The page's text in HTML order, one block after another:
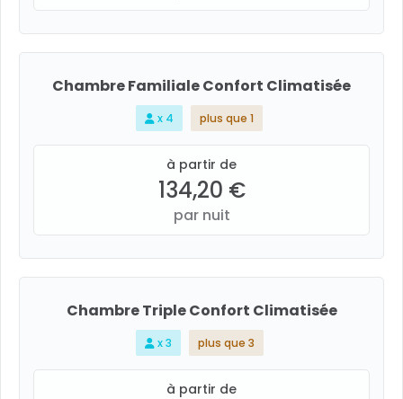
Chambre Familiale Confort Climatisée
x 4 plus que 1
à partir de
134,20 €
par nuit
Chambre Triple Confort Climatisée
x 3 plus que 3
à partir de